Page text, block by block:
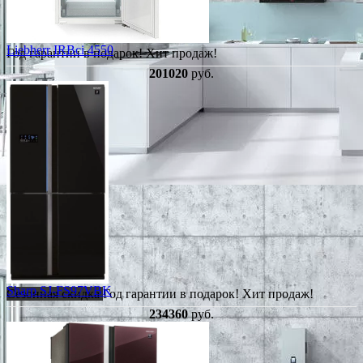
Год гарантии в подарок!Хит продаж!
Liebherr IRBci 4550
201020 руб.
Сезонная скидкаГод гарантии в подарок!Хит продаж!
Sharp SJ-FS97VBK
234360руб.